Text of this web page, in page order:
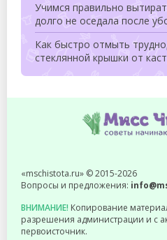
Учимся правильно
долго не оседала после
Как быстро отмыть
стеклянной крышки от
«mschistota.ru» © 2015-2026
Вопросы и предложения:
ВНИМАНИЕ! Копирование
разрешения администрации и с
первоисточник.